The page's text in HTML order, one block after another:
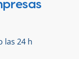
las 24 h